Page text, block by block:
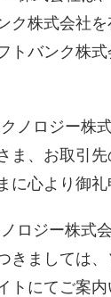
ク株式会社
トバンク株
ノロジー株
ま、お取引先
に心より御礼
ロジー株式
きましては
トにてご案内